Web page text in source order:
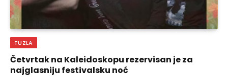
TUZLA
Četvrtak na Kaleidoskopu rezervisan je za
najglasniju festivalsku noć